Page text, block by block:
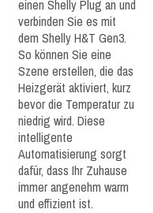
einen Shelly Plug an und
verbinden Sie es mit
dem Shelly H&T Gen3.
So können Sie eine
Szene erstellen, die das
Heizgerät aktiviert, kurz
bevor die Temperatur zu
niedrig wird. Diese
intelligente
Automatisierung sorgt
dafür, dass Ihr Zuhause
immer angenehm warm
und effizient ist.